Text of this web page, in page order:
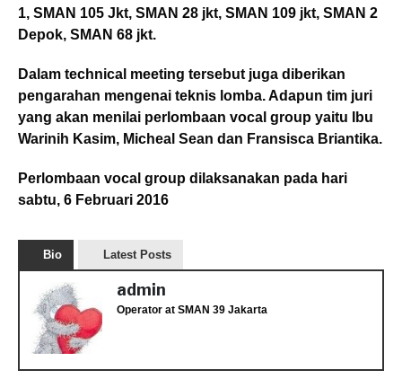
1, SMAN 105 Jkt, SMAN 28 jkt, SMAN 109 jkt, SMAN 2
Depok, SMAN 68 jkt.
Dalam technical meeting tersebut juga diberikan
pengarahan mengenai teknis lomba. Adapun tim juri
yang akan menilai perlombaan vocal group yaitu Ibu
Warinih Kasim, Micheal Sean dan Fransisca Briantika.
Perlombaan vocal group dilaksanakan pada hari
sabtu, 6 Februari 2016
Bio Latest Posts
admin
Operator at SMAN 39 Jakarta